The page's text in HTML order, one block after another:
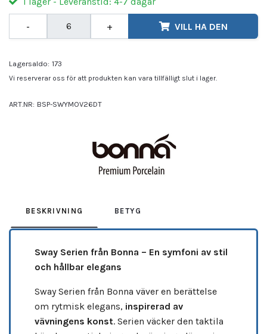
- + VILL HA DEN
Lagersaldo: 173
Vi reserverar oss för att produkten kan vara tillfälligt slut i lager.
ART.NR: BSP-SWYMOV26DT
BESKRIVNING BETYG
Sway Serien från Bonna – En symfoni av stil
och hållbar elegans
Sway Serien från Bonna väver en berättelse
om rytmisk elegans, inspirerad av
vävningens konst. Serien väcker den taktila